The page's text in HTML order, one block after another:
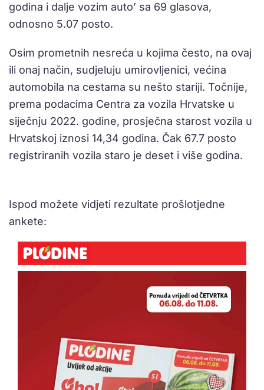
godina i dalje vozim auto’ sa 69 glasova,
odnosno 5.07 posto.
Osim prometnih nesreća u kojima često, na ovaj
ili onaj način, sudjeluju umirovljenici, većina
automobila na cestama su nešto stariji. Točnije,
prema podacima Centra za vozila Hrvatske u
siječnju 2022. godine, prosječna starost vozila u
Hrvatskoj iznosi 14,34 godina. Čak 67.7 posto
registriranih vozila staro je deset i više godina.
Ispod možete vidjeti rezultate prošlotjedne
ankete: